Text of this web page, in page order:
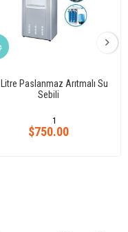
Paslanmaz Arıtmalı Su
Sebili
1
$750.00